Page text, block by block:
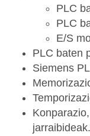
PLC
PLC
E/S
PLC baten
Siemens
jarraibideak.